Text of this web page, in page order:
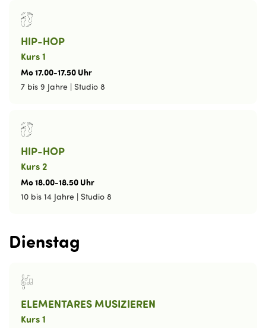
HIP-HOP
Kurs 1
Mo17.00-17.50 Uhr
7 bis 9 Jahre | Studio 8
HIP-HOP
Kurs 2
Mo18.00-18.50 Uhr
10 bis 14 Jahre | Studio 8
Dienstag
ELEMENTARES MUSIZIEREN
Kurs 1